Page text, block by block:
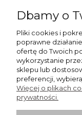
Informacje
O nas
GALERIA KRATEK
Dbamy o
Pliki cookies i
poprawne
ofertę do Twoich
wykorzystanie
sklepu lub
preferencji,
Więcej o plikach
prywatności.